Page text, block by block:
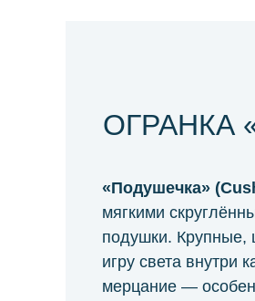
«Подушечка»
мягкими
подушки. Крупные,
игру света внутри
мерцание —
ОГРАНКА